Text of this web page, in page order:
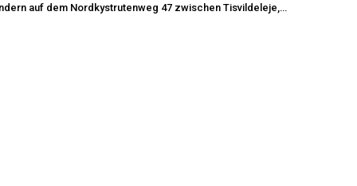
auf dem Nordkystrutenweg 47 zwischen Tisvildeleje,…